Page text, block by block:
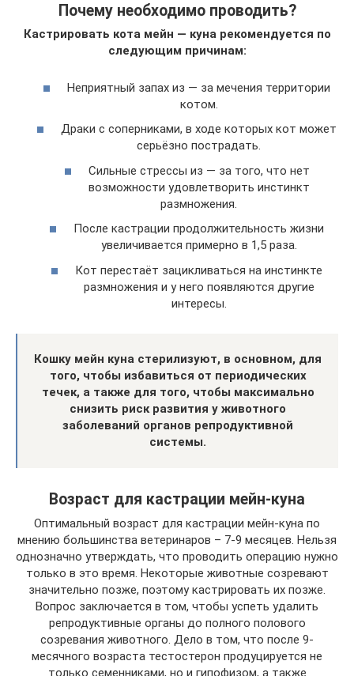
Почему необходимо проводить?
Кастрировать кота мейн — куна рекомендуется по
следующим причинам:
Неприятный запах из — за мечения территории
котом.
Драки с соперниками, в ходе которых кот может
серьёзно пострадать.
Сильные стрессы из — за того, что нет
возможности удовлетворить инстинкт
размножения.
После кастрации продолжительность жизни
увеличивается примерно в 1,5 раза.
Кот перестаёт зацикливаться на инстинкте
размножения и у него появляются другие
интересы.
Кошку мейн куна стерилизуют, в основном, для
того, чтобы избавиться от периодических
течек, а также для того, чтобы максимально
снизить риск развития у животного
заболеваний органов репродуктивной
системы.
Возраст для кастрации мейн-куна
Оптимальный возраст для кастрации мейн-куна по
мнению большинства ветеринаров – 7-9 месяцев. Нельзя
однозначно утверждать, что проводить операцию нужно
только в это время. Некоторые животные созревают
значительно позже, поэтому кастрировать их позже.
Вопрос заключается в том, чтобы успеть удалить
репродуктивные органы до полного полового
созревания животного. Дело в том, что после 9-
месячного возраста тестостерон продуцируется не
только семенниками, но и гипофизом, а также